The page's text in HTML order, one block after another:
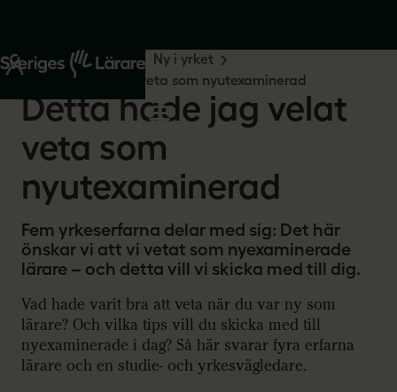
Start Din yrkesroll
Ny i yrket
Detta hade jag velat veta som nyutexaminerad
Detta hade jag velat
veta som
nyutexaminerad
Fem yrkeserfarna delar med sig: Det här
önskar vi att vi vetat som nyexaminerade
lärare – och detta vill vi skicka med till dig.
Vad hade varit bra att veta när du var ny som
lärare? Och vilka tips vill du skicka med till
nyexaminerade i dag? Så här svarar fyra erfarna
lärare och en studie- och yrkesvägledare.